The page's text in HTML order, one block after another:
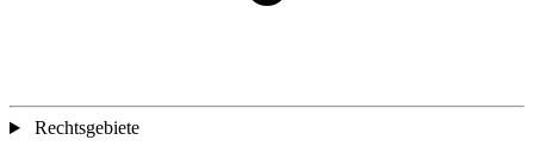
Rechtsgebiete